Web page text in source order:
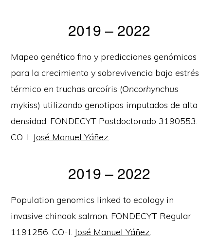
2019 – 2022
Mapeo genético fino y predicciones genómicas
para la crecimiento y sobrevivencia bajo estrés
térmico en truchas arcoíris (Oncorhynchus
mykiss) utilizando genotipos imputados de alta
densidad. FONDECYT Postdoctorado 3190553.
CO-I: José Manuel Yáñez.
2019 – 2022
Population genomics linked to ecology in
invasive chinook salmon. FONDECYT Regular
1191256. CO-I: José Manuel Yáñez.